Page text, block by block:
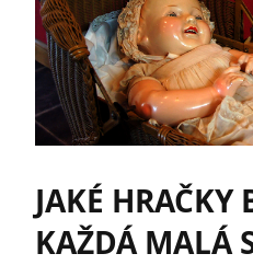
JAKÉ
KAŽDÁ MALÁ